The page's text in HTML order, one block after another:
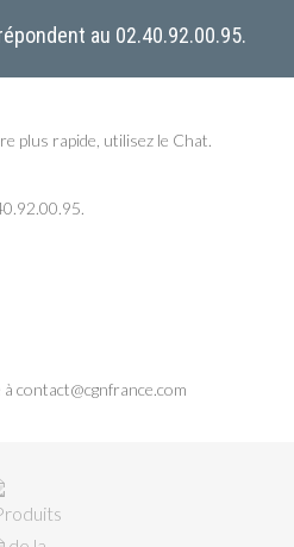
au 02.40.92.00.95.
plus rapide, utilisez le Chat.
contact@cgnfrance.com